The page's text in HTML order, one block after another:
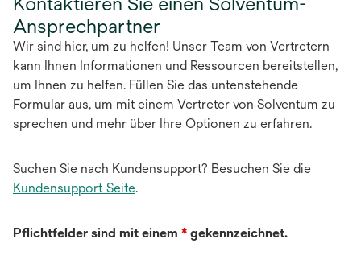
Ansprechpartner
Wir sind hier, um zu helfen! Unser Team von Vertretern
kann Ihnen Informationen und Ressourcen bereitstellen,
um Ihnen zu helfen. Füllen Sie das untenstehende
Formular aus, um mit einem Vertreter von Solventum zu
sprechen und mehr über Ihre Optionen zu erfahren.
Suchen Sie nach Kundensupport? Besuchen Sie die
Kundensupport-Seite.
Pflichtfelder sind mit einem * gekennzeichnet.